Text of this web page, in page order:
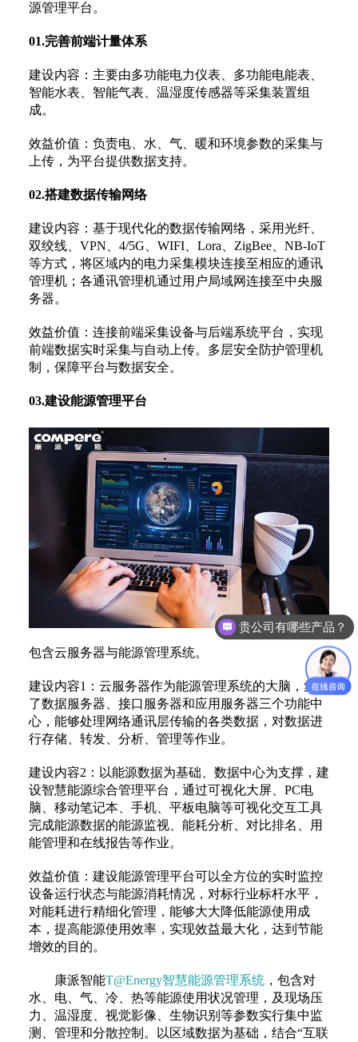
源管理平台。
01.完善前端计量体系
建设内容：主要由多功能电力仪表、多功能电能表、
智能水表、智能气表、温湿度传感器等采集装置组
成。
效益价值：负责电、水、气、暖和环境参数的采集与
上传，为平台提供数据支持。
02.搭建数据传输网络
建设内容：基于现代化的数据传输网络，采用光纤、
双绞线、VPN、4/5G、WIFI、Lora、ZigBee、NB-IoT
等方式，将区域内的电力采集模块连接至相应的通讯
管理机；各通讯管理机通过用户局域网连接至中央服
务器。
效益价值：连接前端采集设备与后端系统平台，实现
前端数据实时采集与自动上传。多层安全防护管理机
制，保障平台与数据安全。
03.建设能源管理平台
包含云服务器与能源管理系统。
建设内容1：云服务器作为能源管理系统的大脑，集合
了数据服务器、接口服务器和应用服务器三个功能中
心，能够处理网络通讯层传输的各类数据，对数据进
行存储、转发、分析、管理等作业。
建设内容2：以能源数据为基础、数据中心为支撑，建
设智慧能源综合管理平台，通过可视化大屏、PC电
脑、移动笔记本、手机、平板电脑等可视化交互工具
完成能源数据的能源监视、能耗分析、对比排名、用
能管理和在线报告等作业。
效益价值：建设能源管理平台可以全方位的实时监控
设备运行状态与能源消耗情况，对标行业标杆水平，
对能耗进行精细化管理，能够大大降低能源使用成
本，提高能源使用效率，实现效益最大化，达到节能
增效的目的。
康派智能T@Energy智慧能源管理系统，包含对
水、电、气、冷、热等能源使用状况管理，及现场压
力、温湿度、视觉影像、生物识别等参数实行集中监
测、管理和分散控制。以区域数据为基础，结合“互联
贵公司有哪些产品？